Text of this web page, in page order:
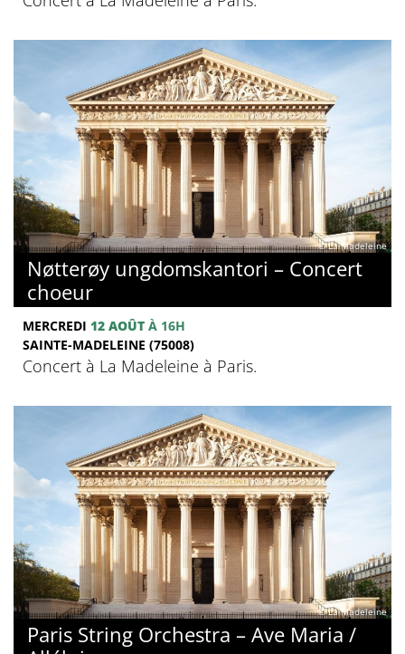
© La Madeleine
Nøtterøy ungdomskantori – Concert
choeur
MERCREDI 12 AOÛT À 16H
SAINTE-MADELEINE (75008)
Concert à La Madeleine à Paris.
© La Madeleine
Paris String Orchestra – Ave Maria /